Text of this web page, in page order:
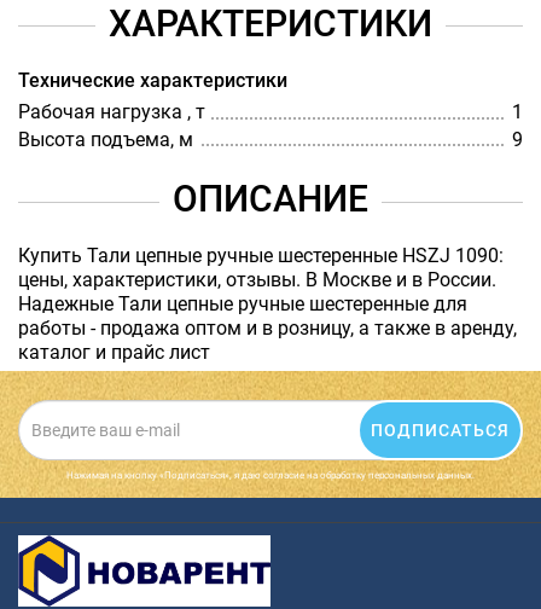
ХАРАКТЕРИСТИКИ
Технические характеристики
Рабочая нагрузка , т
1
Высота подъема, м
9
ОПИСАНИЕ
Купить Тали цепные ручные шестеренные HSZJ 1090:
цены, характеристики, отзывы. В Москве и в России.
Надежные Тали цепные ручные шестеренные для
работы - продажа оптом и в розницу, а также в аренду,
каталог и прайс лист
ПОДПИСАТЬСЯ
Нажимая на кнопку «Подписаться», я даю cогласие на обработку персональных данных.